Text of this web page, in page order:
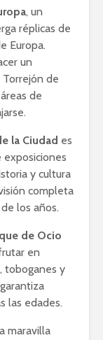
, un
réplicas de
Europa.
un
de
de
la Ciudad es
exposiciones
y cultura
completa
los años.
de Ocio
en
toboganes y
las edades.
maravilla